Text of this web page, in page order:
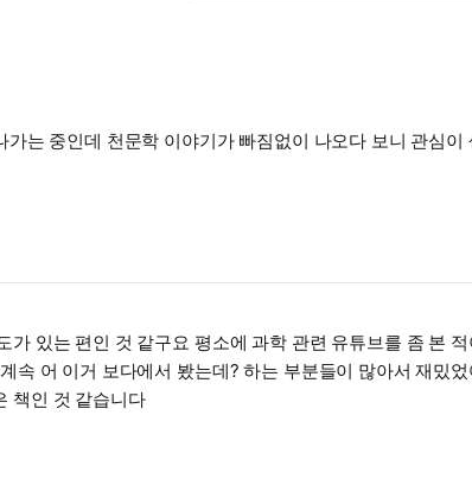
는 중인데 천문학 이야기가 빠짐없이 나오다 보니 관심
있는 편인 것 같구요 평소에 과학 관련 유튜브를 좀 본
어 이거 보다에서 봤는데? 하는 부분들이 많아서 재밌
책인 것 같습니다